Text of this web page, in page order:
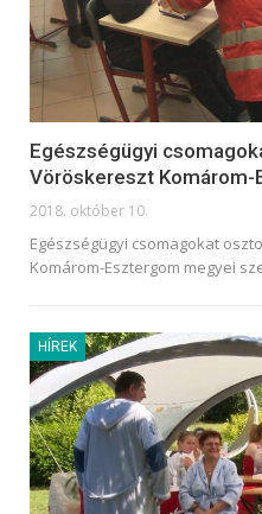
Egészségügyi
Vöröskereszt
2018. október 10.
Egészségügyi csomagokat
Komárom-Esztergom megyei
HÍREK